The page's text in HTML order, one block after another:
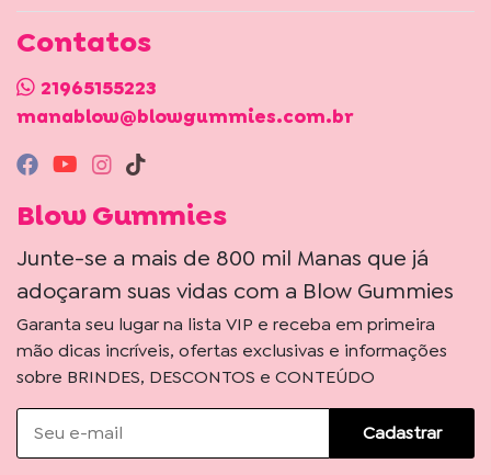
Contatos
21965155223
manablow@blowgummies.com.br
Blow Gummies
Junte-se a mais de 800 mil Manas que já
adoçaram suas vidas com a Blow Gummies
Garanta seu lugar na lista VIP e receba em primeira
mão dicas incríveis, ofertas exclusivas e informações
sobre BRINDES, DESCONTOS e CONTEÚDO
Cadastrar